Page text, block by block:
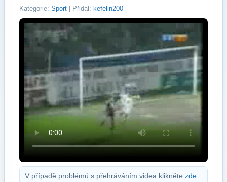
Kategorie: Sport | Přidal: kefelin200
V případě problémů s přehráváním videa klikněte zde